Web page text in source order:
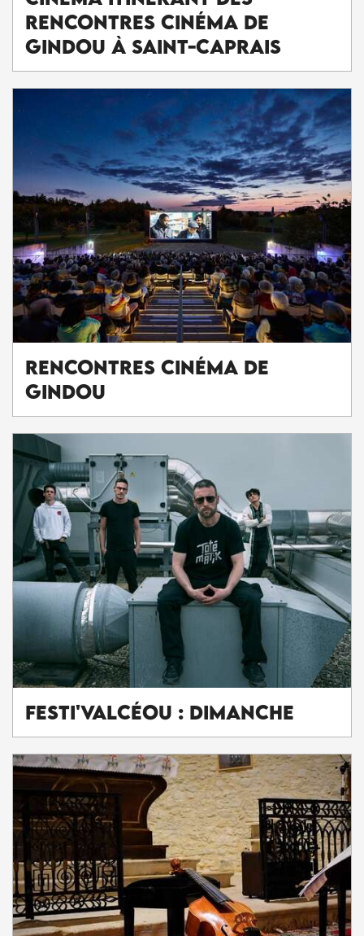
Rencontres Cinéma de
Gindou à Saint-Caprais
Rencontres Cinéma de
Gindou
Festi'ValCéou : Dimanche